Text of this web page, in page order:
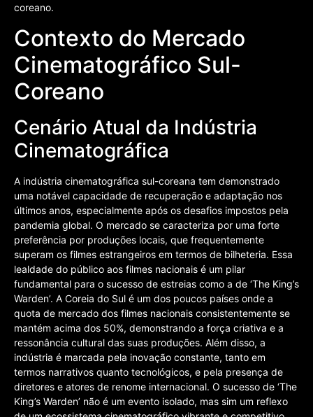
coreano.
Contexto do Mercado
Cinematográfico Sul-
Coreano
Cenário Atual da Indústria
Cinematográfica
A indústria cinematográfica sul-coreana tem demonstrado
uma notável capacidade de recuperação e adaptação nos
últimos anos, especialmente após os desafios impostos pela
pandemia global. O mercado se caracteriza por uma forte
preferência por produções locais, que frequentemente
superam os filmes estrangeiros em termos de bilheteria. Essa
lealdade do público aos filmes nacionais é um pilar
fundamental para o sucesso de estreias como a de ‘The King’s
Warden’. A Coreia do Sul é um dos poucos países onde a
quota de mercado dos filmes nacionais consistentemente se
mantém acima dos 50%, demonstrando a força criativa e a
ressonância cultural das suas produções. Além disso, a
indústria é marcada pela inovação constante, tanto em
termos narrativos quanto tecnológicos, e pela presença de
diretores e atores de renome internacional. O sucesso de ‘The
King’s Warden’ não é um evento isolado, mas sim um reflexo